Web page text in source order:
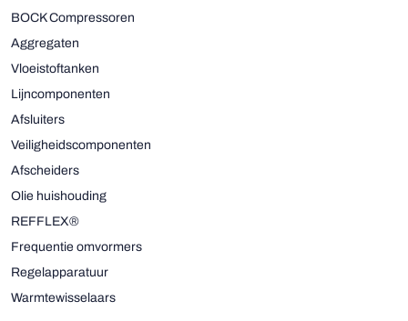
BOCK Compressoren
Aggregaten
Vloeistoftanken
Lijncomponenten
Afsluiters
Veiligheidscomponenten
Afscheiders
Olie huishouding
REFFLEX®
Frequentie omvormers
Regelapparatuur
Warmtewisselaars